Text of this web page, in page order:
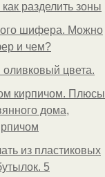
разделить зоны
шифера. Можно
и чем?
цвета.
кирпичом. Плюсы
дома,
из пластиковых
5